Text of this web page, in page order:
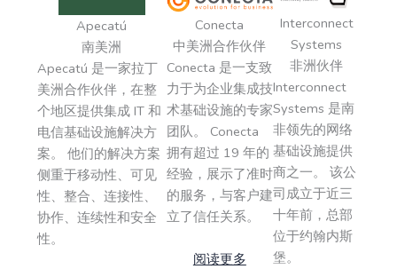
Apecatú
南美洲
Apecatú 是一家拉丁
美洲合作伙伴，在整
个地区提供集成 IT 和
电信基础设施解决方
案。 他们的解决方案
侧重于移动性、可见
性、整合、连接性、
协作、连续性和安全
性。
Conecta
中美洲合作伙伴
Conecta 是一支致
力于为企业集成技
术基础设施的专家
团队。 Conecta
拥有超过 19 年的
经验，展示了准时
的服务，与客户建
立了信任关系。
阅读更多
Interconnect
Systems
非洲伙伴
Interconnect
Systems 是南
非领先的网络
基础设施提供
商之一。 该公
司成立于近三
十年前，总部
位于约翰内斯
堡。